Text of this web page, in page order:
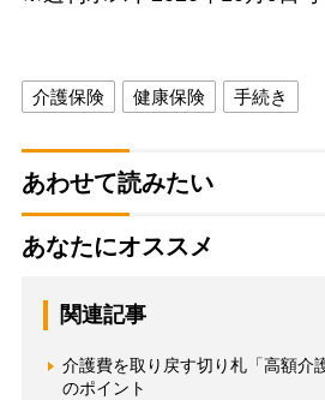
介護保険 健康保険 手続き
あわせて読みたい
あなたにオススメ
関連記事
介護費を取り戻す切り札「高額介
のポイント